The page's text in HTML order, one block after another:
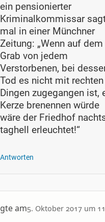
ein pensionierter
Kriminalkommissar
mal in einer Münchner
Zeitung: „Wenn auf dem
Grab von jedem
Verstorbenen, bei
Tod es nicht mit rechten
Dingen zugegangen ist,
Kerze brenennen würde
wäre der Friedhof
taghell erleuchtet!“
Antworten
am5. Oktober 2017 um